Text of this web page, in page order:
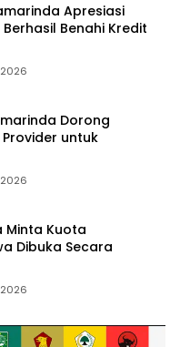
Apresiasi
Berhasil Benahi Kredit
Dorong
untuk
Minta Kuota
Dibuka Secara